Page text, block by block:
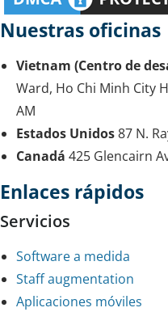
Nuestras oficinas
Vietnam (Centro de
Ward, Ho Chi Minh City
AM
Estados Unidos87 N.
Canadá 425 Glencairn
Enlaces rápidos
Servicios
Software a medida
Staff augmentation
Aplicaciones móviles